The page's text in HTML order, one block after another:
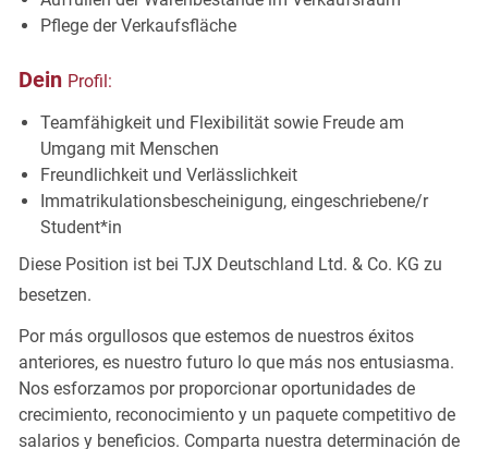
Pflege derVerkaufsfläche
Dein Profil:
Teamfähigkeit und Flexibilität sowie Freude am
Umgang mit Menschen
Freundlichkeit und Verlässlichkeit
Immatrikulationsbescheinigung, eingeschriebene/r
Student*in
Diese Position ist bei TJX Deutschland Ltd. & Co. KG zu
besetzen.
Por más orgullosos que estemos de nuestros éxitos
anteriores, es nuestro futuro lo que más nos entusiasma.
Nos esforzamos por proporcionar oportunidades de
crecimiento, reconocimiento y un paquete competitivo de
salarios y beneficios. Comparta nuestra determinación de